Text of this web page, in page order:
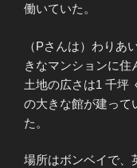
働いていた。
（Pさんは）わりあ
きなマンションに住
土地の広さは1 千坪
の大きな館が建って
た。
場所はボンベイで、